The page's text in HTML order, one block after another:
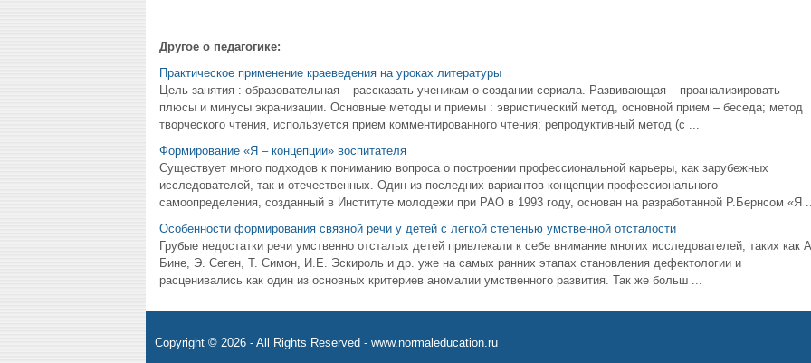
Другое о педагогике:
Практическое применение краеведения на уроках литературы
Цель занятия : образовательная – рассказать ученикам о создании сериала. Развивающая – проанализировать
плюсы и минусы экранизации. Основные методы и приемы : эвристический метод, основной прием – беседа; метод
творческого чтения, используется прием комментированного чтения; репродуктивный метод (с ...
Формирование «Я – концепции» воспитателя
Существует много подходов к пониманию вопроса о построении профессиональной карьеры, как зарубежных
исследователей, так и отечественных. Один из последних вариантов концепции профессионального
самоопределения, созданный в Институте молодежи при РАО в 1993 году, основан на разработанной Р.Бернсом «Я
Особенности формирования связной речи у детей с легкой степенью умственной отсталости
Грубые недостатки речи умственно отсталых детей привлекали к себе внимание многих исследователей, таких как
Бине, Э. Сеген, Т. Симон, И.Е. Эскироль и др. уже на самых ранних этапах становления дефектологии и
расценивались как один из основных критериев аномалии умственного развития. Так же больш ...
Copyright © 2026 - All Rights Reserved - www.normaleducation.ru